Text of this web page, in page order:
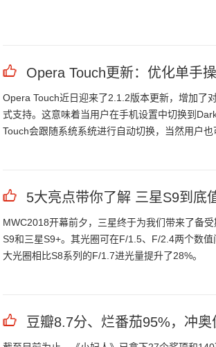
Opera Touch更新：优化单手
Opera Touch近日迎来了2.1.2版本更新，增加了
式支持。这意味着当用户在手机设置中切换到
Touch会跟随系统系统进行自动切换，当然用户也
5大亮点带你了解 三星S9到底
MWC2018开幕前夕，三星终于为我们带来了备
S9和三星S9+。其光圈可在F/1.5、F/2.4两个数
大光圈相比S8系列的F/1.7进光量提升了28%。
豆瓣8.7分、烂番茄95%，冲奥